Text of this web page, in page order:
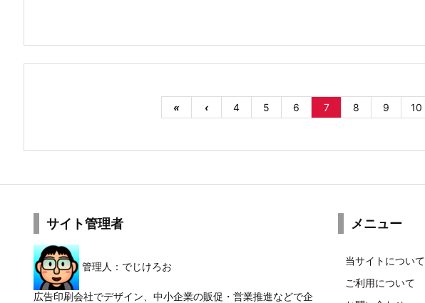
« ‹ 4 5 6 7 8 9 10
サイト管理者
管理人：でじけろお
広告印刷会社でデザイン、中小企業の販促・営業推進などで企
メニュー
当サイトについて
ご利用について